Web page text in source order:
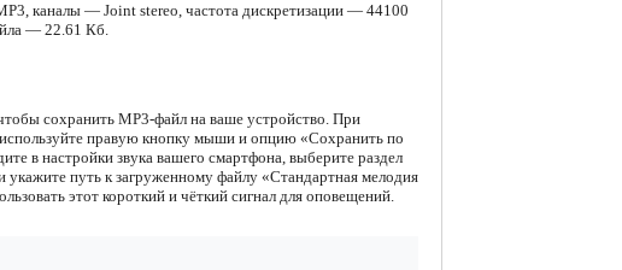
каналы — Joint stereo, частота дискретизации — 44100
— 22.61 Кб.
сохранить MP3-файл на ваше устройство. При
используйте правую кнопку мыши и опцию «Сохранить по
в настройки звука вашего смартфона, выберите раздел
путь к загруженному файлу «Стандартная мелодия
этот короткий и чёткий сигнал для оповещений.